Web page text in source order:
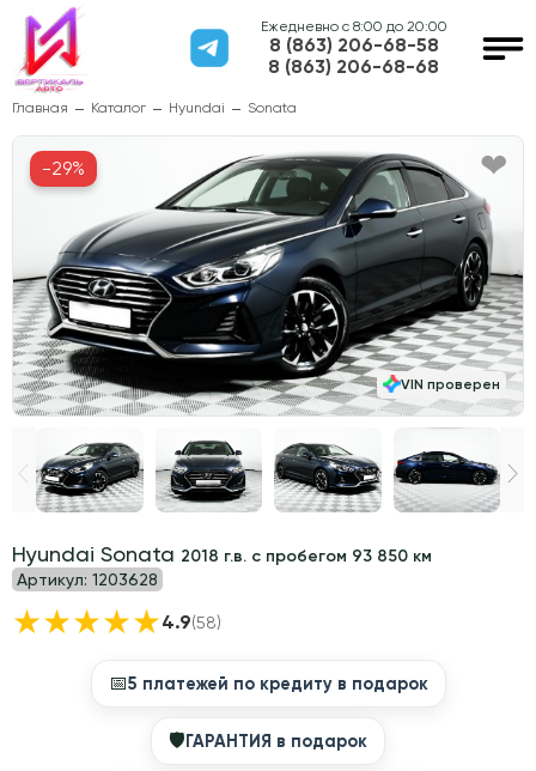
Ежедневно с 8:00 до 20:00
8 (863) 206-68-58
8 (863) 206-68-68
Главная Каталог Hyundai Sonata
Hyundai Sonata 2018 г.в. с пробегом 93 850 км
Артикул: 1203628
★★★★★4.9(58)
📅5 платежей по кредиту в подарок
🛡ГАРАНТИЯ в подарок
VIN проверен
-29%